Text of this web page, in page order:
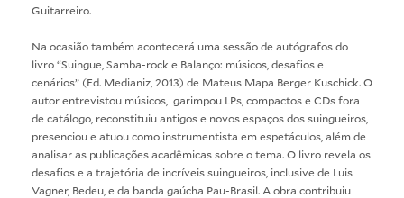
Guitarreiro.
Na ocasião também acontecerá uma sessão de autógrafos do
livro “Suingue, Samba-rock e Balanço: músicos, desafios e
cenários” (Ed. Medianiz, 2013) de Mateus Mapa Berger Kuschick. O
autor entrevistou músicos, garimpou LPs, compactos e CDs fora
de catálogo, reconstituiu antigos e novos espaços dos suingueiros,
presenciou e atuou como instrumentista em espetáculos, além de
analisar as publicações acadêmicas sobre o tema. O livro revela os
desafios e a trajetória de incríveis suingueiros, inclusive de Luis
Vagner, Bedeu, e da banda gaúcha Pau-Brasil. A obra contribuiu